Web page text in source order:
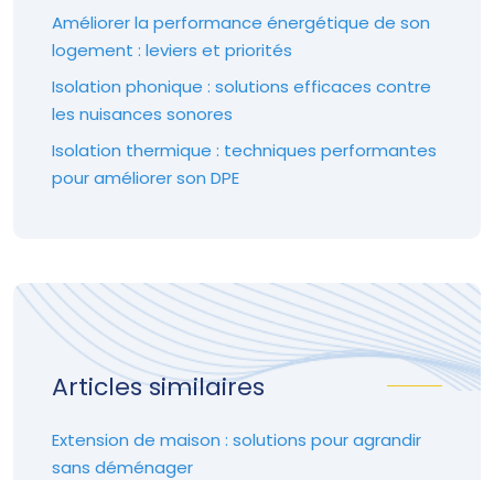
Améliorer la performance énergétique de son
logement : leviers et priorités
Isolation phonique : solutions efficaces contre
les nuisances sonores
Isolation thermique : techniques performantes
pour améliorer son DPE
Articles similaires
Extension de maison : solutions pour agrandir
sans déménager